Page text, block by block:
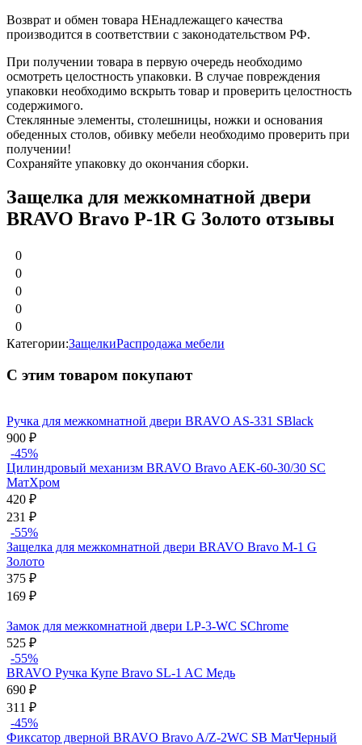
Возврат и обмен товара НЕнадлежащего качества
производится в соответствии с законодательством РФ.
При получении товара в первую очередь необходимо
осмотреть целостность упаковки. В случае повреждения
упаковки необходимо вскрыть товар и проверить целостность
содержимого.
Стеклянные элементы, столешницы, ножки и основания
обеденных столов, обивку мебели необходимо проверить при
получении!
Сохраняйте упаковку до окончания сборки.
Защелка для межкомнатной двери
BRAVO Bravo P-1R G Золото отзывы
0
0
0
0
0
Категории:ЗащелкиРаспродажа мебели
С этим товаром покупают
Ручка для межкомнатной двери BRAVO AS-331 SBlack
900 ₽
-45%
Цилиндровый механизм BRAVO Bravo AЕK-60-30/30 SC
МатХром
420 ₽
231 ₽
-55%
Защелка для межкомнатной двери BRAVO Bravo M-1 G
Золото
375 ₽
169 ₽
Замок для межкомнатной двери LP-3-WC SChrome
525 ₽
-55%
BRAVO Ручка Купе Bravo SL-1 AC Медь
690 ₽
311 ₽
-45%
Фиксатор дверной BRAVO Bravo A/Z-2WC SB МатЧерный